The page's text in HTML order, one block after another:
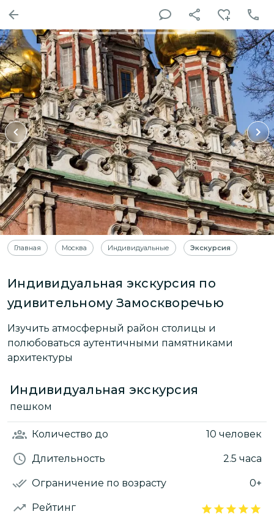
Главная Москва Индивидуальные Экскурсия
Индивидуальная экскурсия по
удивительному Замоскворечью
Изучить атмосферный район столицы и
полюбоваться аутентичными памятниками
архитектуры
Индивидуальная экскурсия
пешком
Количество до 10 человек
Длительность 2.5 часа
Ограничение по возрасту 0+
Рейтинг